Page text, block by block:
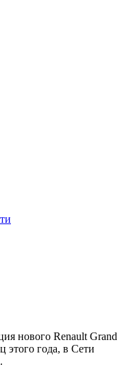
нового Renault Grand
этого года, в Сети